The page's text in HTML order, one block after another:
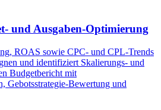
und Ausgaben-Optimierung
ROAS sowie CPC- und CPL-Trends
und identifiziert Skalierungs- und
Budgetbericht mit
Gebotsstrategie-Bewertung und